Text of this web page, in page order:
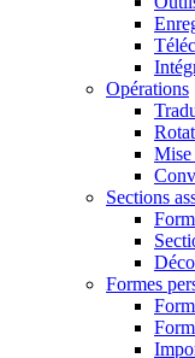
Opérations
Sections
Formes